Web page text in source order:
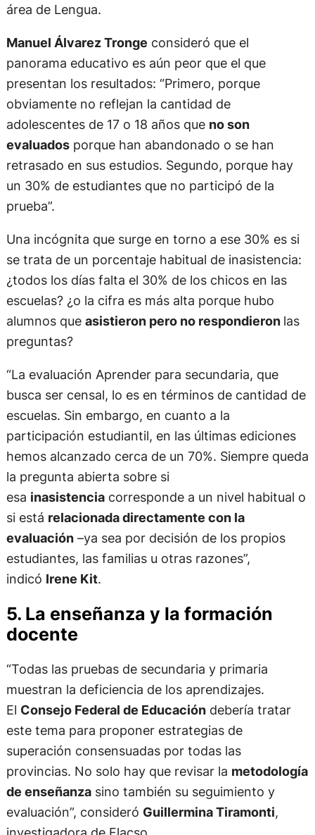
área de Lengua.
Manuel Álvarez Tronge consideró que el
panorama educativo es aún peor que el que
presentan los resultados: “Primero, porque
obviamente no reflejan la cantidad de
adolescentes de 17 o 18 años que no son
evaluadosporque han abandonado o se han
retrasado en sus estudios. Segundo, porque hay
un 30% de estudiantes que no participó de la
prueba”.
Una incógnita que surge en torno a ese 30% es si
se trata de un porcentaje habitual de inasistencia:
¿todos los días falta el 30% de los chicos en las
escuelas? ¿o la cifra es más alta porque hubo
alumnos que asistieron pero no respondieron las
preguntas?
“La evaluación Aprender para secundaria, que
busca ser censal, lo es en términos de cantidad de
escuelas. Sin embargo, en cuanto a la
participación estudiantil, en las últimas ediciones
hemos alcanzado cerca de un 70%. Siempre queda
la pregunta abierta sobre si
esa inasistenciacorresponde a un nivel habitual o
si está relacionada directamente con la
evaluación–ya sea por decisión de los propios
estudiantes, las familias u otras razones”,
indicó Irene Kit.
5. La enseñanza y la formación
docente
“Todas las pruebas de secundaria y primaria
muestran la deficiencia de los aprendizajes.
El Consejo Federal de Educacióndebería tratar
este tema para proponer estrategias de
superación consensuadas por todas las
provincias. No solo hay que revisar la metodología
de enseñanzasino también su seguimiento y
evaluación”, consideró Guillermina Tiramonti,